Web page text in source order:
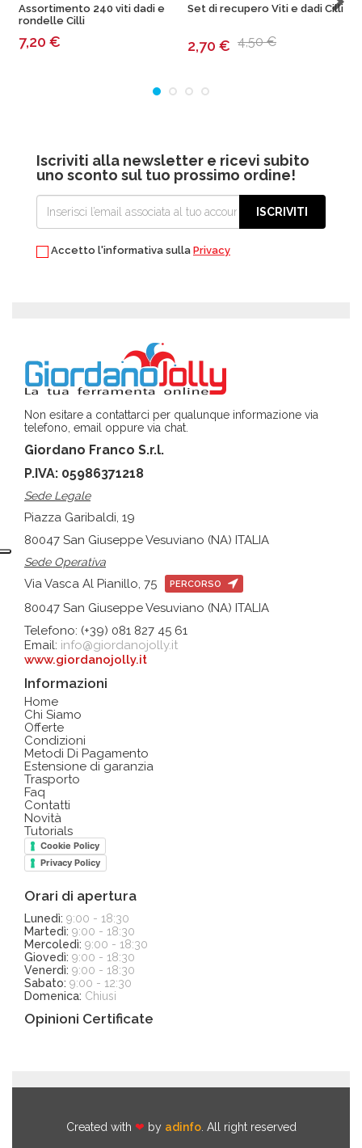
Assortimento 240 viti dadi e
rondelle Cilli
7,20 €
Set di recupero Viti e dadi Cilli
2,70 € 4,50 €
Iscriviti alla newsletter e ricevi subito
uno sconto sul tuo prossimo ordine!
ISCRIVITI
Accetto l'informativa sulla Privacy
Non esitare a contattarci per qualunque informazione via
telefono, email oppure via chat.
Giordano Franco S.r.l.
P.IVA: 05986371218
Sede Legale
Piazza Garibaldi, 19
80047 San Giuseppe Vesuviano (NA) ITALIA
Sede Operativa
Via Vasca Al Pianillo, 75 PERCORSO
80047 San Giuseppe Vesuviano (NA) ITALIA
Telefono: (+39) 081 827 45 61
Email: info@giordanojolly.it
www.giordanojolly.it
Informazioni
Home
Chi Siamo
Offerte
Condizioni
Metodi Di Pagamento
Estensione di garanzia
Trasporto
Faq
Contatti
Novità
Tutorials
Cookie Policy
Privacy Policy
Orari di apertura
Lunedì: 9:00 - 18:30
Martedì: 9:00 - 18:30
Mercoledì: 9:00 - 18:30
Giovedì: 9:00 - 18:30
Venerdì: 9:00 - 18:30
Sabato: 9:00 - 12:30
Domenica: Chiusi
Opinioni Certificate
Created with ❤ by adinfo. All right reserved